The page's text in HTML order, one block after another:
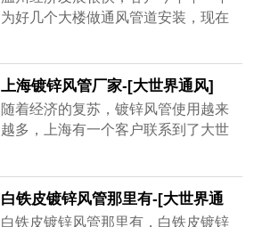
为好几个大楼做通风管道安装，现在
大一点的地方用角钢法兰风管，共板
风管为了不影响到后期使用效果，需
要增强共板风管密封性、抗压强度，
质量好的共板风管不容易坏，不会漏
很多电费。
上海镀锌风管厂家-[大世界通风]
随着经济的复苏，镀锌风管使用越来
越多，上海有一个客户联系到了大世
理，新一轮生产要等15天之后才能发
货，客户还等着用呢，于是找到大世
白铁皮镀锌风管那里有-[大世界通
风]
白铁皮镀锌风管那里有，白铁皮镀锌